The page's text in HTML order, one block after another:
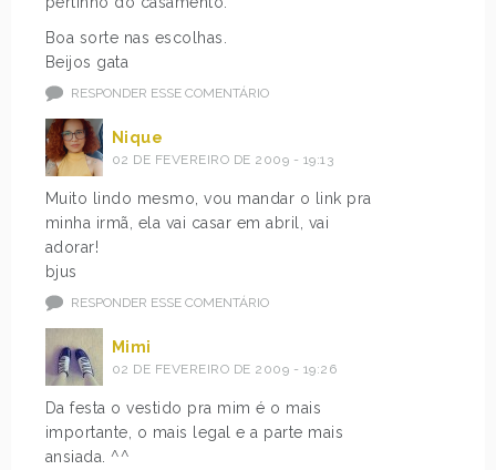
Boa sorte nas escolhas.
Beijos gata
RESPONDER ESSE COMENTÁRIO
Nique
02 DE FEVEREIRO DE 2009 - 19:13
Muito lindo mesmo, vou mandar o link pra
minha irmã, ela vai casar em abril, vai
adorar!
bjus
RESPONDER ESSE COMENTÁRIO
Mimi
02 DE FEVEREIRO DE 2009 - 19:26
Da festa o vestido pra mim é o mais
importante, o mais legal e a parte mais
ansiada. ^^